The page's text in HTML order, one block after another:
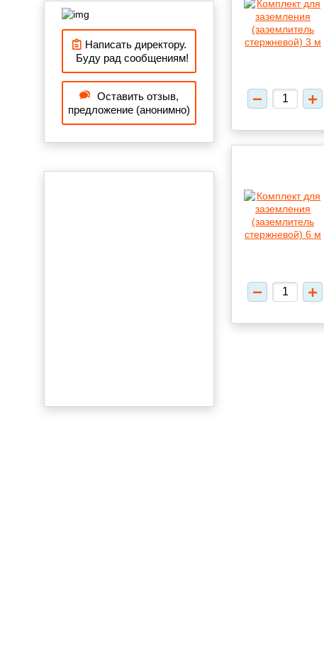
Написать директору.
Буду рад сообщениям!
Оставить отзыв,
предложение (анонимно)